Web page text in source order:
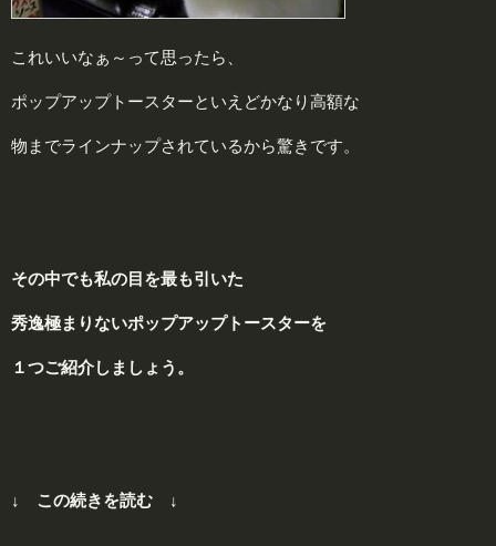
これいいなぁ～って思ったら、
ポップアップトースターといえどかなり高額な
物までラインナップされているから驚きです。
その中でも私の目を最も引いた
秀逸極まりないポップアップトースターを
１つご紹介しましょう。
↓ この続きを読む ↓